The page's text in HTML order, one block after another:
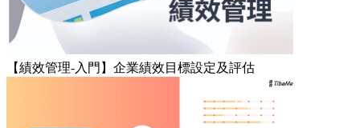
【績效管理-入門】企業績效目標設定及評估